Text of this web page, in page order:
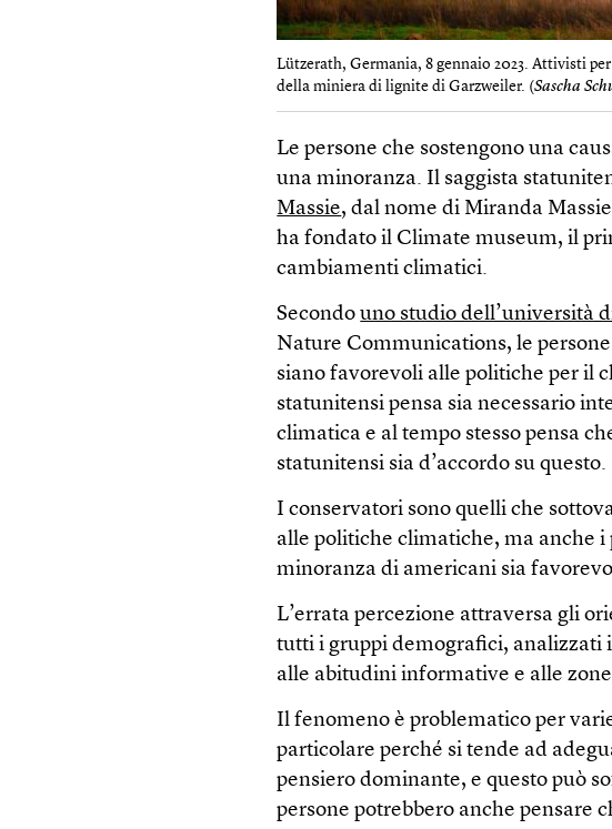
Lützerath, Germania, 8 gennaio 2023. Attivisti
della miniera di lignite di Garzweiler. (Sascha
Le persone che sostengono una
una minoranza. Il saggista
Massie, dal nome di Miranda
ha fondato il Climate museum, il
cambiamenti climatici.
Secondouno studio dell’università
Nature Communications, le
siano favorevoli alle politiche per il
statunitensi pensa sia necessario
climatica e al tempo stesso pensa
statunitensi sia d’accordo su questo.
I conservatori sono quelli che
alle politiche climatiche, ma anche i
minoranza di americani sia
L’errata percezione attraversa gli
tutti i gruppi demografici, analizzati
alle abitudini informative e alle
Il fenomeno è problematico per
particolare perché si tende ad
pensiero dominante, e questo può
persone potrebbero anche pensare